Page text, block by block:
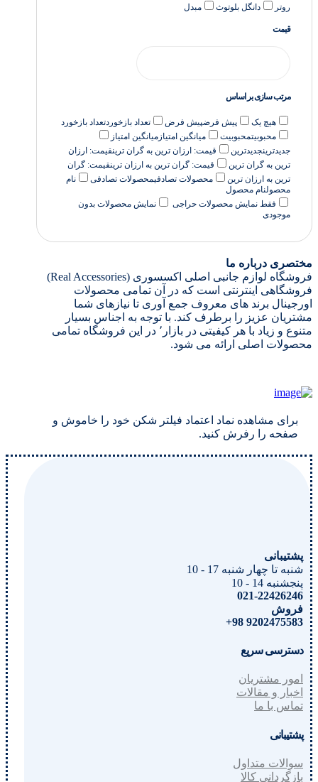
روتر
دانگل بلوتوث مبدل
قیمت
مرتب سازی بر اساس
هیچ یک پیش فرضپیش فرض تعداد بازخوردتعداد بازخورد
محبوبیتمحبوبیت میانگین امتیاز میانگین امتیاز
جدیدترینجدیدترین قیمت: ارزان ترین به گران ترینقیمت: ارزان
ترین به گران ترین
قیمت: گران ترین به ارزان ترینقیمت: گران
ترین به ارزان ترین
محصولات تصادفیمحصولات تصادفی
نام
محصولنام محصول
فقط نمایش محصولات حراجی
نمایش محصولات بدون
موجودی
مختصری درباره ما
فروشگاه لوازم جانبی اصلی اکسسوری (Real Accessories)
فروشگاهی اینترنتی است که در آن تمامی محصولات
اورجینال برند های معروف جمع آوری تا نیازهای شما
مشتریان عزیز را برطرف کند. با توجه به اجناس بسیار
متنوع و زیاد با هر کیفیتی در بازار٬ در این فروشگاه تمامی
محصولات اصلی ارائه می شود.
برای مشاهده نماد اعتماد فیلتر شکن خود را خاموش و
صفحه را رفرش کنید.
پشتیبانی
شنبه تا چهار شنبه 17 - 10
پنجشنبه 14 - 10
021-22426246
فروش
9202475583 98+
دسترسی سریع
امور مشتریان
اخبار و مقالات
تماس با ما
پشتیبانی
سوالات متداول
بازگردانی کالا